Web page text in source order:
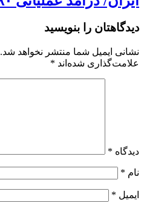
دیدگاهتان را بنویسید
نشانی ایمیل شما منتشر نخواهد شد.
علامت‌گذاری شده‌اند *
دیدگاه *
نام *
ایمیل *